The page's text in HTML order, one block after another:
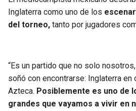
FALCONS
SAINTS
BUCCANEERS
TRAIL BLAZERS
Inglaterra como uno de los
del torneo, tanto por jugadores
“Es un partido que no solo
soñó con encontrarse: Inglaterra en
Azteca. Posiblemente es uno de
grandes que vayamos a vivir en